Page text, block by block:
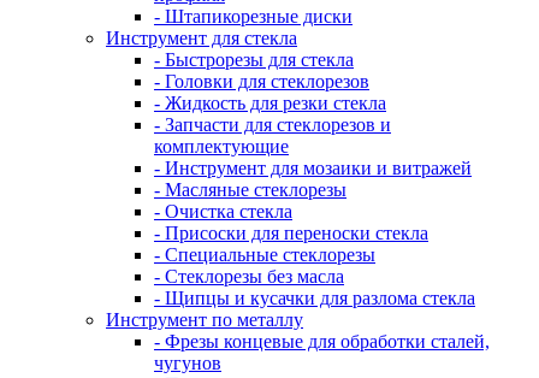
- Штапикорезные диски
Инструмент для стекла
- Быстрорезы для стекла
- Головки для стеклорезов
- Жидкость для резки стекла
- Запчасти для стеклорезов и
комплектующие
- Инструмент для мозаики и витражей
- Масляные стеклорезы
- Очистка стекла
- Присоски для переноски стекла
- Специальные стеклорезы
- Стеклорезы без масла
- Щипцы и кусачки для разлома стекла
Инструмент по металлу
- Фрезы концевые для обработки сталей,
чугунов